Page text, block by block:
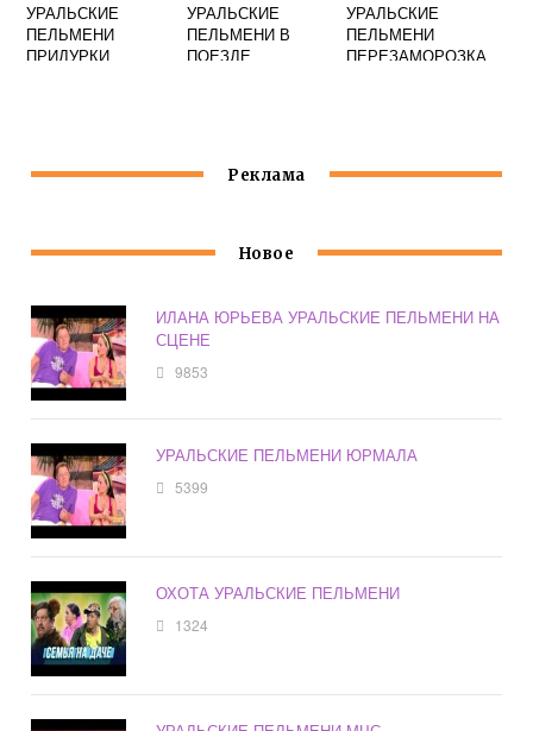
УРАЛЬСКИЕ
ПЕЛЬМЕНИ
ПРИДУРКИ
УРАЛЬСКИЕ
ПЕЛЬМЕНИ В
ПОЕЗДЕ
УРАЛЬСКИЕ
ПЕЛЬМЕНИ
ПЕРЕЗАМОРОЗКА
Реклама
Новое
ИЛАНА ЮРЬЕВА УРАЛЬСКИЕ ПЕЛЬМЕНИ НА
СЦЕНЕ
9853
УРАЛЬСКИЕ ПЕЛЬМЕНИ ЮРМАЛА
5399
ОХОТА УРАЛЬСКИЕ ПЕЛЬМЕНИ
1324